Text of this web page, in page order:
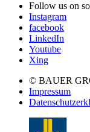
Follow us on
Instagram
facebook
LinkedIn
Youtube
Xing
© BAUER
Impressum